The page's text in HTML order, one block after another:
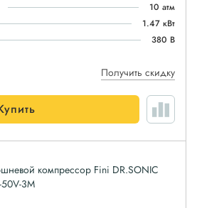
10 атм
1.47 кВт
380 В
Получить скидку
компрессор Fini DR.SONIC
3M